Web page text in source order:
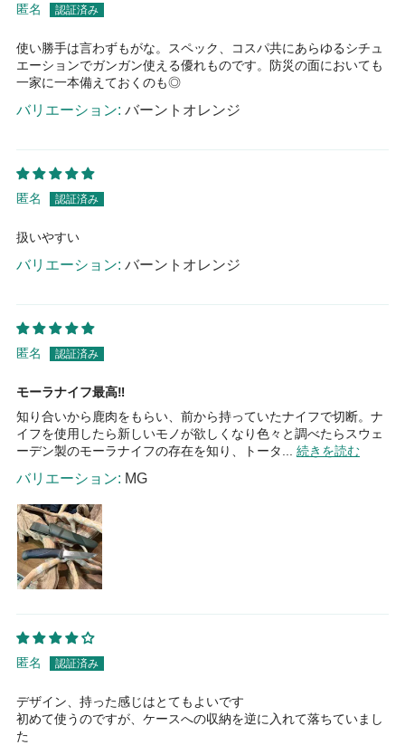
匿名
使い勝手は言わずもがな。スペック、コスパ共にあらゆるシチュ
エーションでガンガン使える優れものです。防災の面においても
一家に一本備えておくのも◎
バーントオレンジ
匿名
扱いやすい
バーントオレンジ
匿名
モーラナイフ最高‼️
知り合いから鹿肉をもらい、前から持っていたナイフで切断。ナ
イフを使用したら新しいモノが欲しくなり色々と調べたらスウェ
ーデン製のモーラナイフの存在を知り、トータ... 続きを読む
MG
匿名
デザイン、持った感じはとてもよいです
初めて使うのですが、ケースへの収納を逆に入れて落ちていまし
た